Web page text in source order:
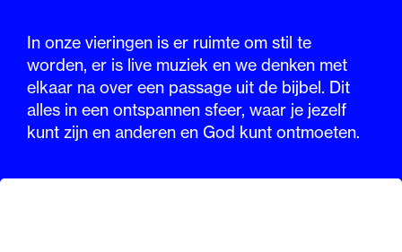
In onze vieringen is er ruimte om stil te
worden, er is live muziek en we denken met
elkaar na over een passage uit de bijbel. Dit
alles in een ontspannen sfeer, waar je jezelf
kunt zijn en anderen en God kunt ontmoeten.